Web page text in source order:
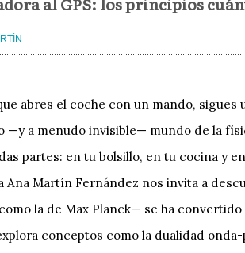
abres el coche con un mando,
—y a menudo invisible— mundo de la
partes: en tu bolsillo, en tu cocina y
Ana Martín Fernández nos invita a
la de Max Planck— se ha
conceptos como la dualidad